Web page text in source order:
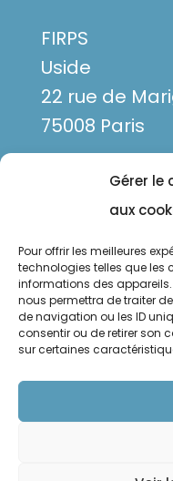
Gérer le
aux
Pour offrir les meilleures
technologies telles que les
informations des
nous permettra de traiter
de navigation ou les ID
consentir ou de retirer son
sur certaines
FIRPS
Uside
22 rue de
75008 Paris
Mentions
Politique de